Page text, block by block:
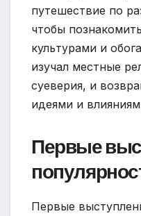
путешествие по
чтобы
культурами и
изучал местные
суеверия, и
идеями и
Первые
Первые